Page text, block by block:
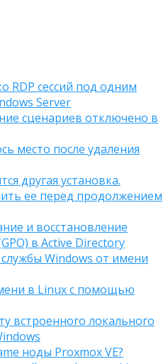
RDP сессий под одним
Server
сценариев отключено в
место после удаления
другая установка.
ее перед продолжением
и восстановление
в Active Directory
Windows от имени
в Linux с помощью
встроенного локального
ноды Proxmox VE?